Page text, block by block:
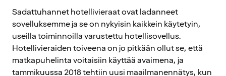
Sadattuhannet hotellivieraat ovat ladanneet
sovelluksemme ja se on nykyisin kaikkein käytetyin,
useilla toiminnoilla varustettu hotellisovellus.
Hotellivieraiden toiveena on jo pitkään ollut se, että
matkapuhelinta voitaisiin käyttää avaimena, ja
tammikuussa 2018 tehtiin uusi maailmanennätys, kun